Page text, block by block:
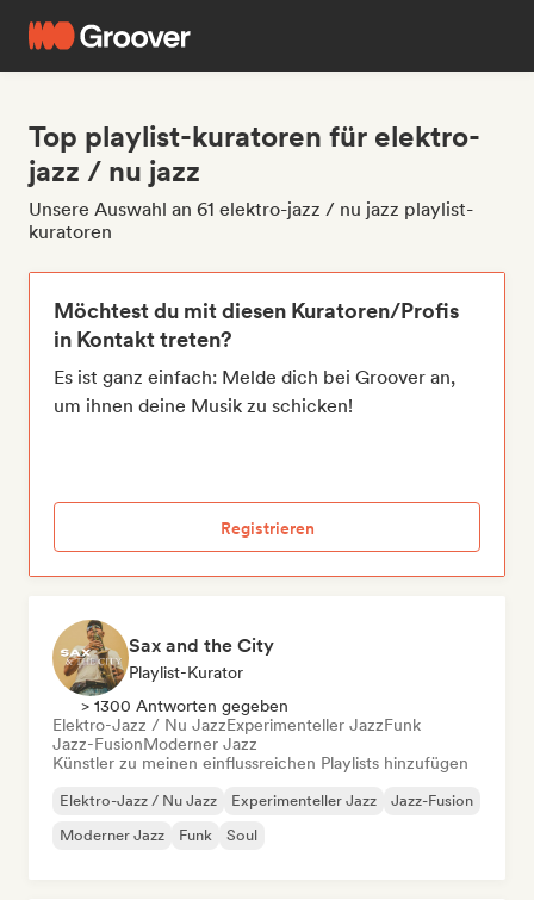
Top playlist-kuratoren für elektro-
jazz / nu jazz
Unsere Auswahl an 61 elektro-jazz / nu jazz playlist-
kuratoren
Möchtest du mit diesen Kuratoren/Profis
in Kontakt treten?
Es ist ganz einfach: Melde dich bei Groover an,
um ihnen deine Musik zu schicken!
Registrieren
Sax and the City
Playlist-Kurator
> 1300 Antworten gegeben
Elektro-Jazz / Nu JazzExperimenteller JazzFunk
Jazz-FusionModerner Jazz
Künstler zu meinen einflussreichen Playlists hinzufügen
Elektro-Jazz / Nu Jazz Experimenteller Jazz
Jazz-Fusion
Moderner Jazz
Funk Soul